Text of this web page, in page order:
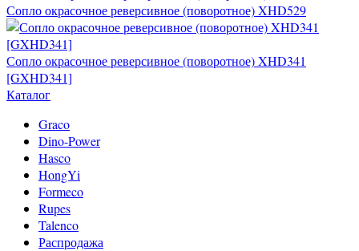
Сопло окрасочное реверсивное (поворотное) XHD529
Сопло окрасочное реверсивное (поворотное) XHD341
[GXHD341]
Каталог
Graco
Dino-Power
Hasco
HongYi
Formeco
Rupes
Talenco
Распродажа